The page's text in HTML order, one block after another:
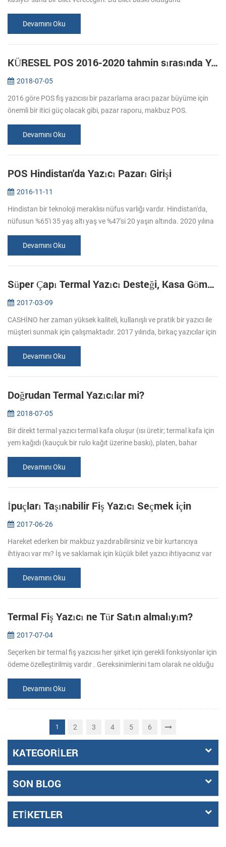
Devamını Oku
KÜRESEL POS 2016-2020 tahmin sırasında YAZICI PAZARI GİRİŞİ
2018-07-05
2016 göre POS fiş yazıcısı bir pazarlama aracı pazar büyüme için
önemli bir itici güç olacak gibi, pazar raporu, makbuz POS.
Devamını Oku
POS Hindistan'da Yazıcı Pazarı Girişi
2016-11-11
Hindistan bir teknoloji meraklısı nüfus varlığı vardır. Hindistan'da,
nüfusun %65'i 35 yaş altı yaş ve %47'si 20 yaşın altında. 2020 yılına
Devamını Oku
Süper Çapı Termal Yazıcı Desteği, Kasa Gömülü
2017-03-09
CASHİNO her zaman yüksek kaliteli, kullanışlı ve pratik bir yazıcı ile
müşteri sunmak için çalışmaktadır. 2017 yılında, birkaç yazıcılar için
Devamını Oku
Doğrudan Termal Yazıcılar mi?
2018-07-05
Bir direkt termal yazıcı termal kafa oluşur (ısı üretir; termal kafa için
yem kağıdı (kauçuk bir rulo kağıt üzerine baskı), platen, bahar
Devamını Oku
İpuçları Taşınabilir Fiş Yazıcı Seçmek için
2017-06-26
Hareket ederken bir makbuz yazdırabilirsiniz ve bir kurtarıcıya
ihtiyacı var mı? İş ve saklamak için küçük bilet yazıcı ihtiyacınız var
Devamını Oku
Termal Fiş Yazıcı ne Tür Satın almalıyım?
2017-07-04
Seçerken bir termal fiş yazıcısı her şirket için gerekli fonksiyonlar için
ödeme özelleştirilmiş vardır . Gereksinimlerini tam olarak ne olduğu
Devamını Oku
1 2 3 4 5 6
KATEGORILER
SON BLOG
ETIKETLER